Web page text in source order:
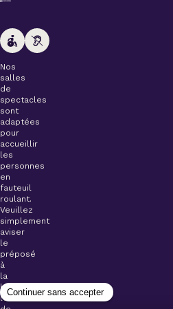
Nos
salles
de
spectacles
sont
adaptées
pour
accueillir
les
personnes
en
fauteuil
roulant.
Veuillez
simplement
aviser
le
préposé
à
la
billetterie
lors